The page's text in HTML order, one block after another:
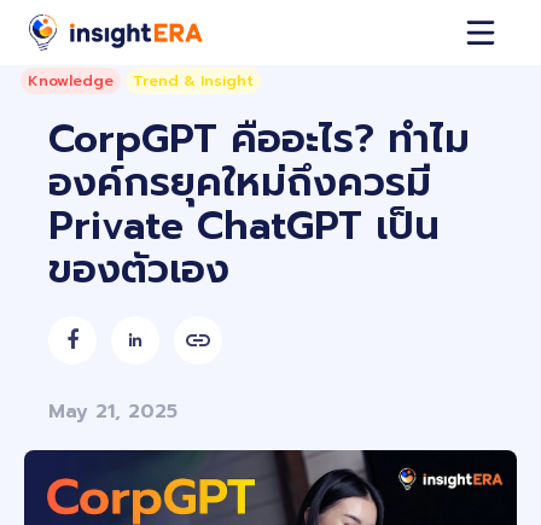
Knowledge Trend & Insight
CorpGPT คืออะไร? ทำไม
องค์กรยุคใหม่ถึงควรมี
Private ChatGPT เป็น
ของตัวเอง
 
May 21, 2025